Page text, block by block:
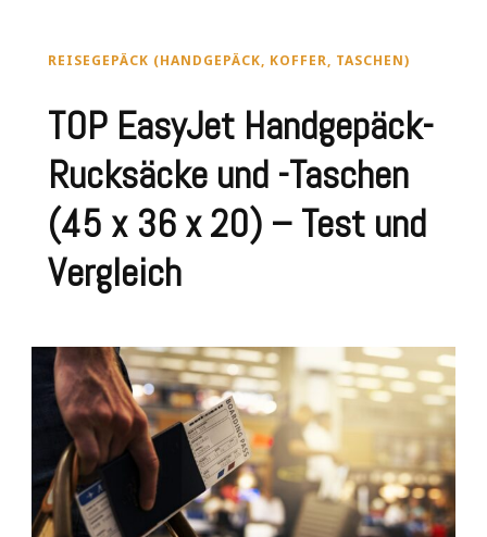
REISEGEPÄCK (HANDGEPÄCK, KOFFER, TASCHEN)
TOP EasyJet Handgepäck-
Rucksäcke und -Taschen
(45 x 36 x 20) – Test und
Vergleich